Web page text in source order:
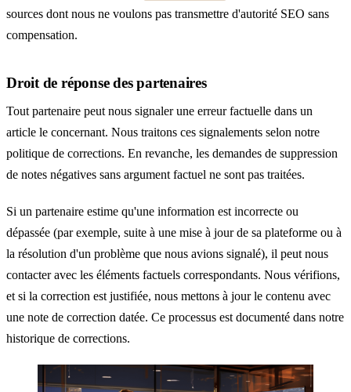
sources dont nous ne voulons pas transmettre d'autorité SEO sans
compensation.
Droit de réponse des partenaires
Tout partenaire peut nous signaler une erreur factuelle dans un
article le concernant. Nous traitons ces signalements selon notre
politique de corrections. En revanche, les demandes de suppression
de notes négatives sans argument factuel ne sont pas traitées.
Si un partenaire estime qu'une information est incorrecte ou
dépassée (par exemple, suite à une mise à jour de sa plateforme ou à
la résolution d'un problème que nous avions signalé), il peut nous
contacter avec les éléments factuels correspondants. Nous vérifions,
et si la correction est justifiée, nous mettons à jour le contenu avec
une note de correction datée. Ce processus est documenté dans notre
historique de corrections.